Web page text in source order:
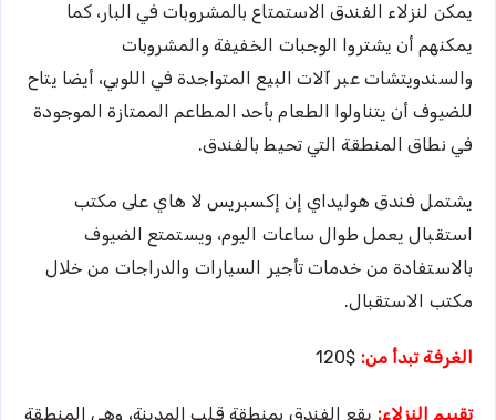
يمكن لنزلاء الفندق الاستمتاع بالمشروبات في البار، كما
يمكنهم أن يشتروا الوجبات الخفيفة والمشروبات
والسندويتشات عبر آلات البيع المتواجدة في اللوبي، أيضا يتاح
للضيوف أن يتناولوا الطعام بأحد المطاعم الممتازة الموجودة
في نطاق المنطقة التي تحيط بالفندق.
يشتمل فندق هوليداي إن إكسبريس لا هاي على مكتب
استقبال يعمل طوال ساعات اليوم، ويستمتع الضيوف
بالاستفادة من خدمات تأجير السيارات والدراجات من خلال
مكتب الاستقبال.
الغرفة تبدأ من: $120
تقييم النزلاء: يقع الفندق بمنطقة قلب المدينة، وهي المنطقة